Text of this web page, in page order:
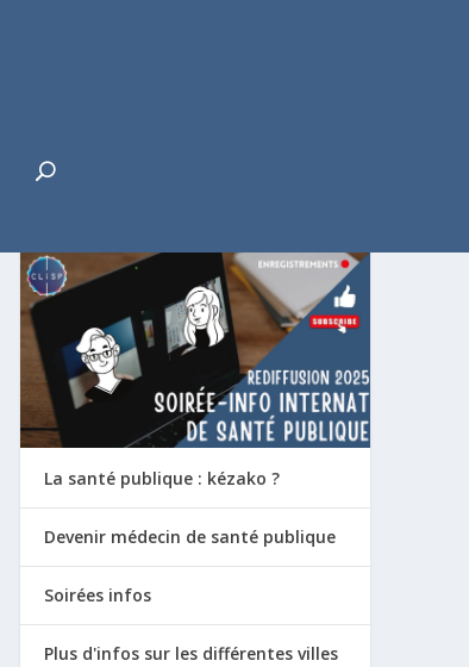
La santé publique : kézako ?
Devenir médecin de santé publique
Soirées infos
Plus d'infos sur les différentes villes